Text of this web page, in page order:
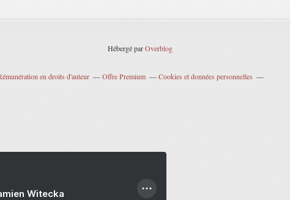
Hébergé parOverblog
en droits d'auteur Offre Premium
Cookies et données personnelles
Witecka